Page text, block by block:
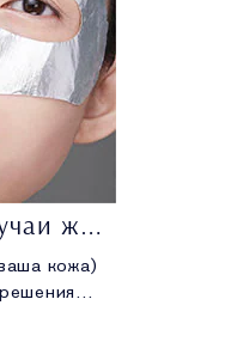
Маски на все случаи жизни
кожа)
маска.